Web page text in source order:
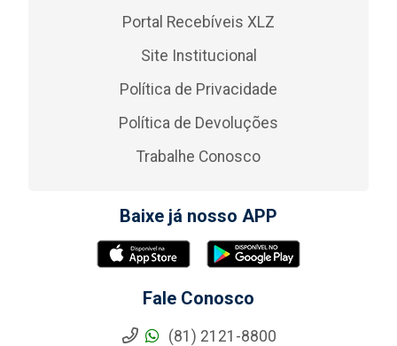
Portal Recebíveis XLZ
Site Institucional
Política de Privacidade
Política de Devoluções
Trabalhe Conosco
Baixe já nosso APP
Fale Conosco
(81) 2121-8800